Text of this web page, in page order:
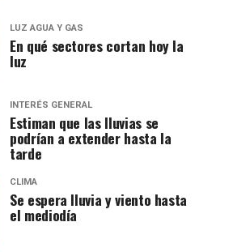
LUZ AGUA Y GAS
En qué sectores cortan hoy la
luz
INTERÉS GENERAL
Estiman que las lluvias se
podrían a extender hasta la
tarde
CLIMA
Se espera lluvia y viento hasta
el mediodía